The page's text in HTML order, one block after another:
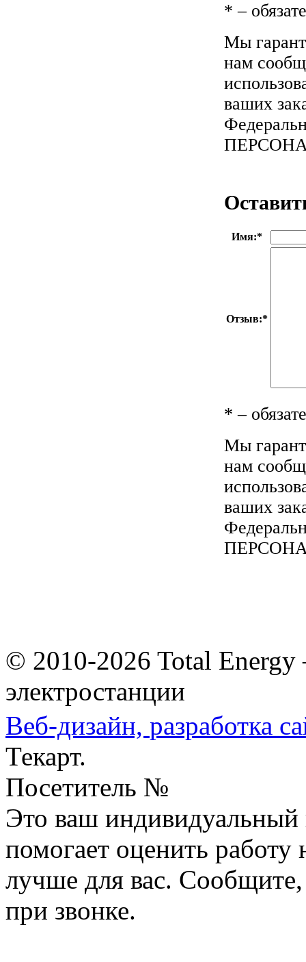
* –
Мы
нам
ваших
Имя:*
Отзыв:*
* –
Мы
нам
ваших
© 2010-2026 Total
электростанции
Веб-дизайн, разработка
Текарт.
Посетитель №
Это ваш
помогает оценить работу
лучше для вас.
при звонке.